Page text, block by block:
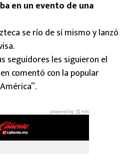
en un evento de una
se río de sí mismo y lanzó
seguidores les siguieron el
comentó con la popular